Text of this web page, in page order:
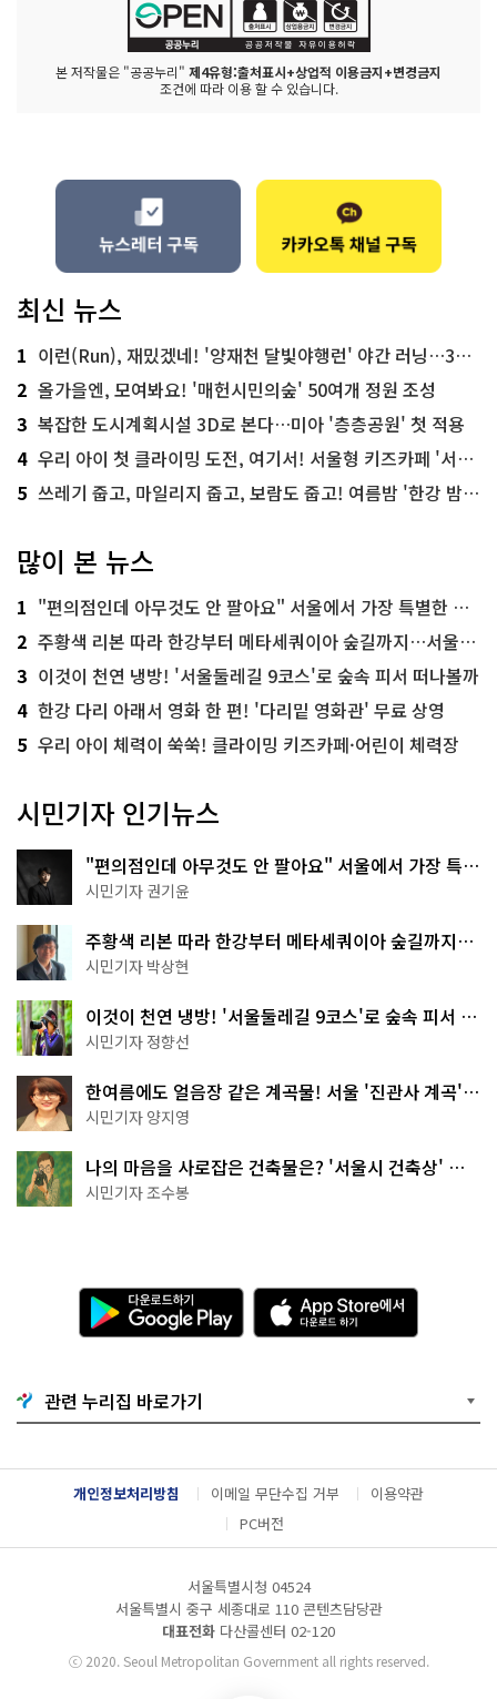
본 저작물은 "공공누리" 제4유형:출처표시+상업적 이용금지+변경금지
조건에 따라 이용 할 수 있습니다.
최신 뉴스
1 이런(Run), 재밌겠네! '양재천 달빛야행런' 야간 러닝…300명 모집
2 올가을엔, 모여봐요! '매헌시민의숲' 50여개 정원 조성
3 복잡한 도시계획시설 3D로 본다…미아 '층층공원' 첫 적용
4 우리 아이 첫 클라이밍 도전, 여기서! 서울형 키즈카페 '서울가족플라자점'
5 쓰레기 줍고, 마일리지 줍고, 보람도 줍고! 여름밤 '한강 밤마실 줍깅'
많이 본 뉴스
1 "편의점인데 아무것도 안 팔아요" 서울에서 가장 특별한 편의점의 정체
2 주황색 리본 따라 한강부터 메타세쿼이아 숲길까지…서울둘레길 15코스
3 이것이 천연 냉방! '서울둘레길 9코스'로 숲속 피서 떠나볼까
4 한강 다리 아래서 영화 한 편! '다리밑 영화관' 무료 상영
5 우리 아이 체력이 쑥쑥! 클라이밍 키즈카페·어린이 체력장
시민기자 인기뉴스
"편의점인데 아무것도 안 팔아요" 서울에서 가장 특별
한 편의점의 정체
시민기자 권기윤
주황색 리본 따라 한강부터 메타세쿼이아 숲길까지…
서울둘레길 15코스
시민기자 박상현
이것이 천연 냉방! '서울둘레길 9코스'로 숲속 피서 떠
나볼까
시민기자 정향선
한여름에도 얼음장 같은 계곡물! 서울 '진관사 계곡'이
천국이네~
시민기자 양지영
나의 마음을 사로잡은 건축물은? '서울시 건축상' 수
상작 공개!
시민기자 조수봉
다
운
로
기
G
o
g
l
e
l
A
p
p
e
서
다
운
드
관련 누리집 바로가기
개인정보처리방침 이메일 무단수집 거부
이용약관
PC버전
서울특별시청 04524
서울특별시 중구 세종대로 110 콘텐츠담당관
대표전화 다산콜센터 02-120
ⓒ2020. Seoul Metropolitan Government all rights reserved.